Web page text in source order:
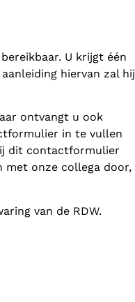
U krijgt één
hiervan zal hij
ontvangt u ook
in te vullen
dit contactformulier
met onze collega door,
van de RDW.